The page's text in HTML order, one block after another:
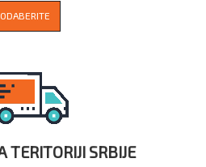
ODABERITE
TERITORIJI SRBIJE